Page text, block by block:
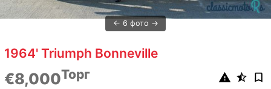
6 фото
1964' Triumph Bonneville
€8,000Торг